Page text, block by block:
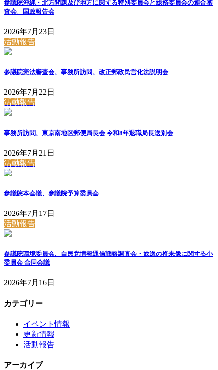
参議院沖縄・北方問題及び地方に関する特別委員会と総務委員会の連合審
査会、国政報告会
2026年7月23日
活動報告
参議院憲法審査会、事務所訪問、改正郵政民営化法説明会
2026年7月22日
活動報告
事務所訪問、東京南地区郵便局長会 令和8年退職局長送別会
2026年7月21日
活動報告
参議院本会議、参議院予算委員会
2026年7月17日
活動報告
参議院環境委員会、自民党情報通信戦略調査会・放送の将来像に関する小
委員会 合同会議
2026年7月16日
カテゴリー
イベント情報
更新情報
活動報告
アーカイブ